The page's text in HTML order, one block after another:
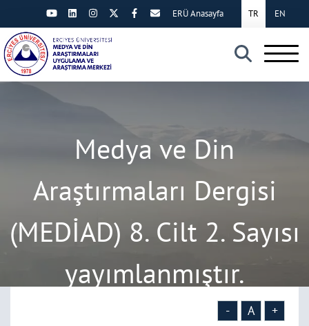
×
TR EN
ERÜ Anasayfa
Medya ve Din
Araştırmaları Dergisi
(MEDİAD) 8. Cilt 2. Sayısı
yayımlanmıştır.
- A +